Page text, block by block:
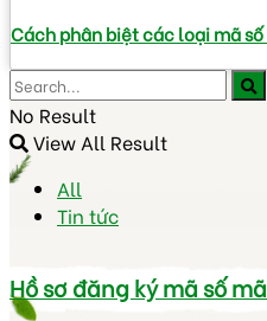
Cách phân biệt các loại mã
No Result
View All Result
All
Tin tức
Hồ sơ đăng ký mã số